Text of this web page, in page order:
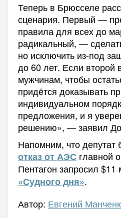
Теперь в Брюсселе
сценария. Первый —
правила для всех до
радикальный, —
но исключить из-под
до 60 лет. Если второй
мужчинам, чтобы
придётся доказывать
индивидуальном
предложения, и я
решению», — заявил
Напомним, что депутат
отказ от АЭСглавной
Пентагон запросил
«Судного дня».
Автор: Евгений